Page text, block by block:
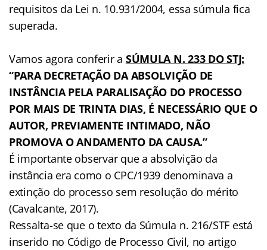
requisitos da Lei n. 10.931/2004, essa súmula fica
superada.
Vamos agora conferir a SÚMULA N. 233 DO STJ:
“PARA DECRETAÇÃO DA ABSOLVIÇÃO DE
INSTÂNCIA PELA PARALISAÇÃO DO PROCESSO
POR MAIS DE TRINTA DIAS, É NECESSÁRIO QUE O
AUTOR, PREVIAMENTE INTIMADO, NÃO
PROMOVA O ANDAMENTO DA CAUSA.”
É importante observar que a absolvição da
instância era como o CPC/1939 denominava a
extinção do processo sem resolução do mérito
(Cavalcante, 2017).
Ressalta-se que o texto da Súmula n. 216/STF está
inserido no Código de Processo Civil, no artigo